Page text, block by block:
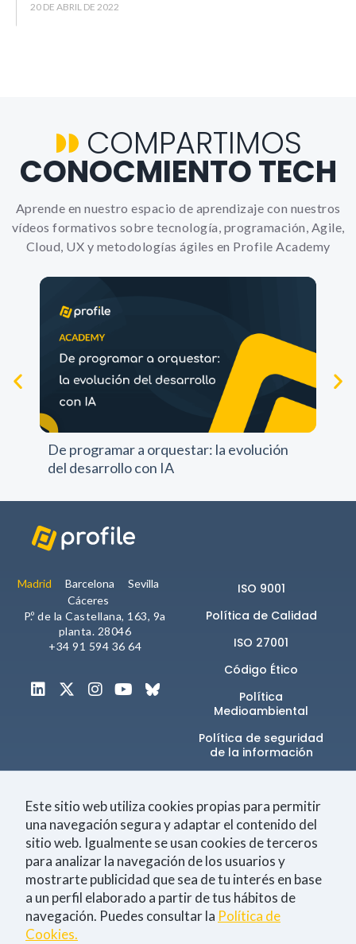
20 DE ABRIL DE 2022
COMPARTIMOS
CONOCMIENTO TECH
Aprende en nuestro espacio de aprendizaje con nuestros
vídeos formativos sobre tecnología, programación, Agile,
Cloud, UX y metodologías ágiles en Profile Academy
De programar a orquestar: la evolución
del desarrollo con IA
Madrid Barcelona
Sevilla
Cáceres
P.º de la Castellana, 163, 9a
planta. 28046
+34 91 594 36 64
ISO 9001
Política de Calidad
ISO 27001
Código Ético
Política
Medioambiental
Política de seguridad
de la información​
Únete a la comunidad
Tecnología Negocio Eventos Empleo
Este sitio web utiliza cookies propias para permitir
una navegación segura y adaptar el contenido del
sitio web. Igualmente se usan cookies de terceros
para analizar la navegación de los usuarios y
mostrarte publicidad que sea de tu interés en base
a un perfil elaborado a partir de tus hábitos de
navegación. Puedes consultar la Política de
Cookies.
_ga | _gid |
_gat_ |
_hjSessionUser
Experience
mejor posible
durante tu
visita. Si
rechazas estas
cookies,
algunas
funcionalidades
no se
comportamiento
mientras visitas
nuestra web,
aumentas la
posibilidad de
ver contenido y
ofertas
personalizados.